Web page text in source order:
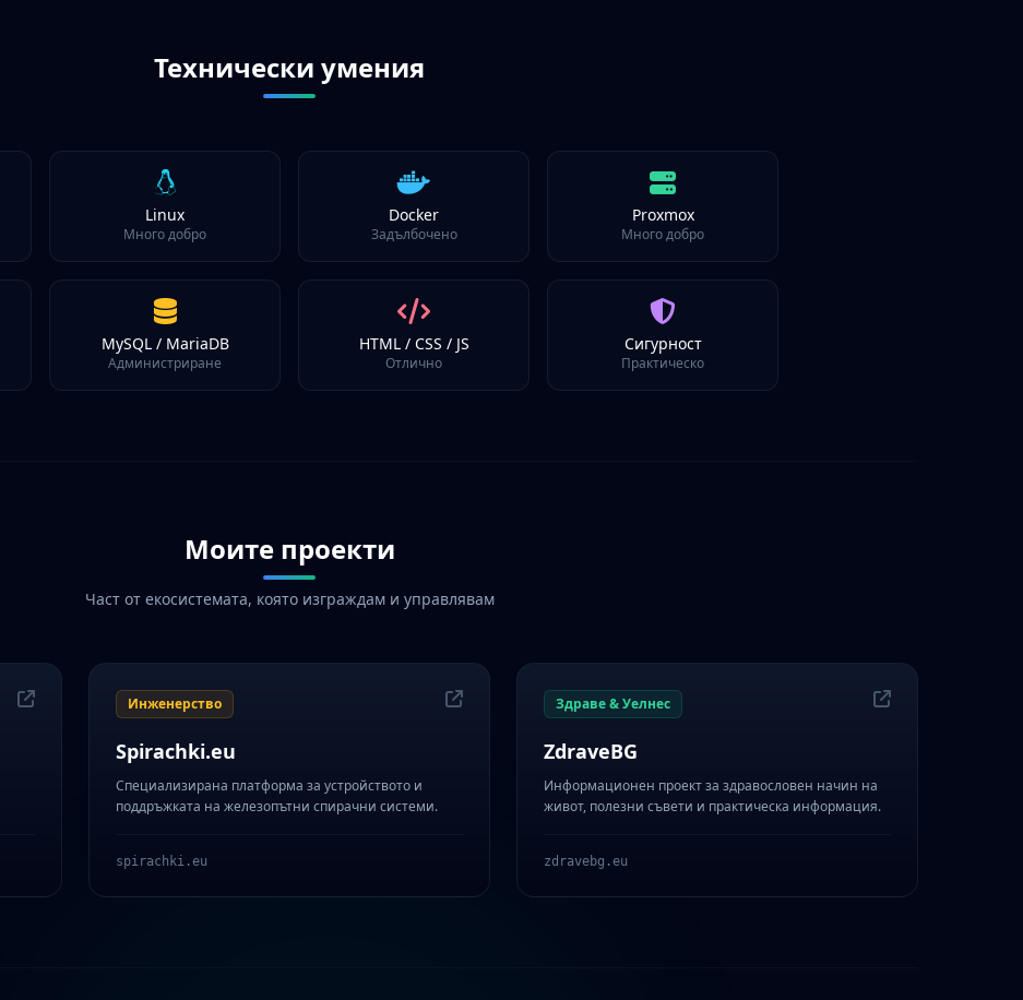
Технически умения
Linux
Много добро
Docker
Задълбочено
Proxmox
Много добро
MySQL / MariaDB
Администриране
HTML / CSS / JS
Отлично
Сигурност
Практическо
Моите проекти
Част от екосистемата, която изграждам и управлявам
Инженерство
Spirachki.eu
Специализирана платформа за устройството и
поддръжката на железопътни спирачни системи.
spirachki.eu
Здраве & Уелнес
ZdraveBG
Информационен проект за здравословен начин на
живот, полезни съвети и практическа информация.
zdravebg.eu